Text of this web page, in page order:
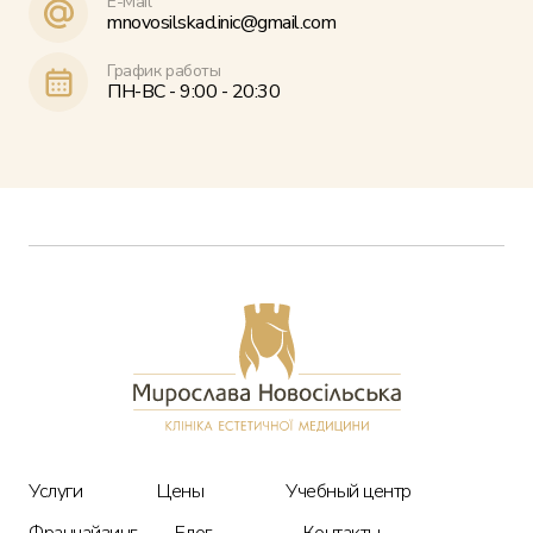
mnovosilskaclinic@gmail.com
График работы
ПН-ВС - 9:00 - 20:30
Услуги Цены
Учебный центр